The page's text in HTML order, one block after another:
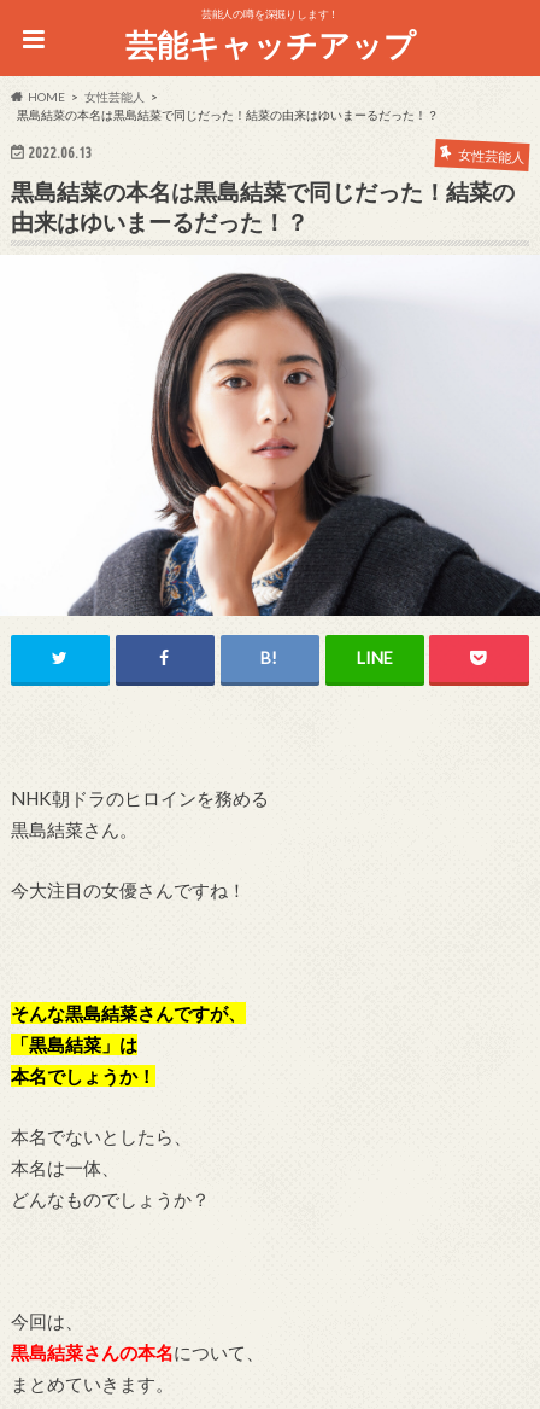
芸能人の噂を深掘りします！
芸能キャッチアップ
HOME
女性芸能人
黒島結菜の本名は黒島結菜で同じだった！結菜の由来はゆいまーるだった！？
2022.06.13 女性芸能人
黒島結菜の本名は黒島結菜で同じだった！結菜の
由来はゆいまーるだった！？
NHK朝ドラのヒロインを務める
黒島結菜さん。
今大注目の女優さんですね！
そんな黒島結菜さんですが、
「黒島結菜」は
本名でしょうか！
本名でないとしたら、
本名は一体、
どんなものでしょうか？
今回は、
黒島結菜さんの本名について、
まとめていきます。